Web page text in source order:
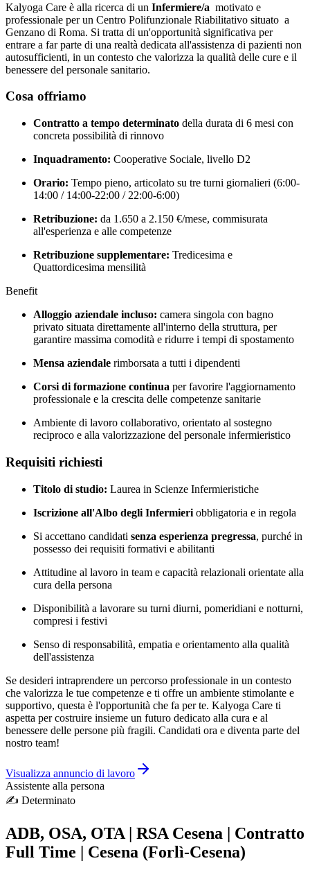
Kalyoga Care è alla ricerca di un Infermiere/a motivato e
professionale per un Centro Polifunzionale Riabilitativo situato a
Genzano di Roma. Si tratta di un'opportunità significativa per
entrare a far parte di una realtà dedicata all'assistenza di pazienti non
autosufficienti, in un contesto che valorizza la qualità delle cure e il
benessere del personale sanitario.
Cosa offriamo
Contratto a tempo determinato della durata di 6 mesi con
concreta possibilità di rinnovo
Inquadramento: Cooperative Sociale, livello D2
Orario: Tempo pieno, articolato su tre turni giornalieri (6:00-
14:00 / 14:00-22:00 / 22:00-6:00)
Retribuzione: da 1.650 a 2.150 €/mese, commisurata
all'esperienza e alle competenze
Retribuzione supplementare: Tredicesima e
Quattordicesima mensilità
Benefit
Alloggio aziendale incluso: camera singola con bagno
privato situata direttamente all'interno della struttura, per
garantire massima comodità e ridurre i tempi di spostamento
Mensa aziendale rimborsata a tutti i dipendenti
Corsi di formazione continua per favorire l'aggiornamento
professionale e la crescita delle competenze sanitarie
Ambiente di lavoro collaborativo, orientato al sostegno
reciproco e alla valorizzazione del personale infermieristico
Requisiti richiesti
Titolo di studio: Laurea in Scienze Infermieristiche
Iscrizione all'Albo degli Infermieri obbligatoria e in regola
Si accettano candidati senza esperienza pregressa, purché in
possesso dei requisiti formativi e abilitanti
Attitudine al lavoro in team e capacità relazionali orientate alla
cura della persona
Disponibilità a lavorare su turni diurni, pomeridiani e notturni,
compresi i festivi
Senso di responsabilità, empatia e orientamento alla qualità
dell'assistenza
Se desideri intraprendere un percorso professionale in un contesto
che valorizza le tue competenze e ti offre un ambiente stimolante e
supportivo, questa è l'opportunità che fa per te. Kalyoga Care ti
aspetta per costruire insieme un futuro dedicato alla cura e al
benessere delle persone più fragili. Candidati ora e diventa parte del
nostro team!
Visualizza annuncio di lavoro
Assistente alla persona
✍️ Determinato
ADB, OSA, OTA | RSA Cesena | Contratto
Full Time | Cesena (Forlì-Cesena)